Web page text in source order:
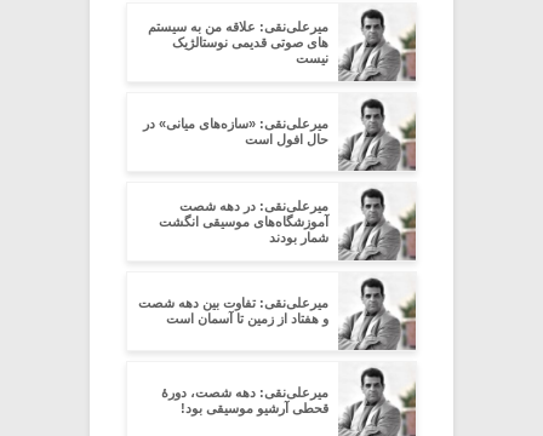
میرعلی‌نقی: علاقه من به سیستم
های صوتی قدیمی نوستالژیک
نیست
میرعلی‌نقی: «سازه‌های میانی» در
حال افول است
میرعلی‌نقی: در دهه شصت
آموزشگاه‌های موسیقی انگشت
شمار بودند
میرعلی‌نقی: تفاوت بین دهه شصت
و هفتاد از زمین تا آسمان است
میرعلی‌نقی: دهه شصت، دورۀ
قحطی آرشیو موسیقی بود!